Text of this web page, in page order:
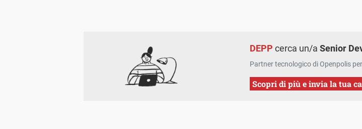
DEPP cerca un/aSenior
Partner tecnologico di Openpolis
Scopri di più e invia la tua